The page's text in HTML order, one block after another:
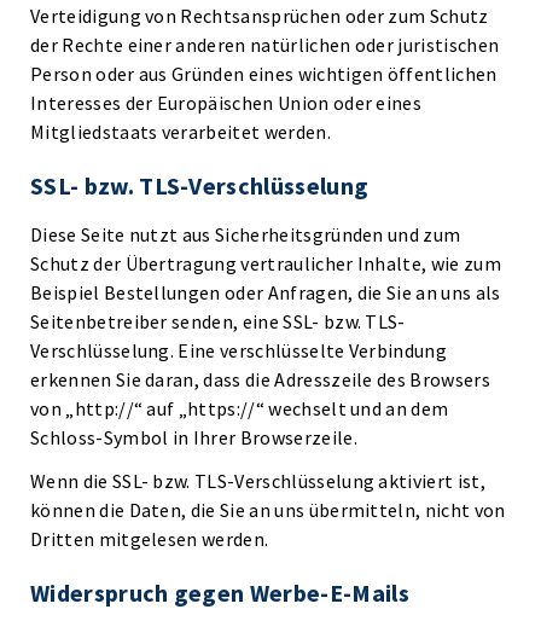
Verteidigung von Rechtsansprüchen oder zum Schutz
der Rechte einer anderen natürlichen oder juristischen
Person oder aus Gründen eines wichtigen öffentlichen
Interesses der Europäischen Union oder eines
Mitgliedstaats verarbeitet werden.
SSL- bzw. TLS-Verschlüsselung
Diese Seite nutzt aus Sicherheitsgründen und zum
Schutz der Übertragung vertraulicher Inhalte, wie zum
Beispiel Bestellungen oder Anfragen, die Sie an uns als
Seitenbetreiber senden, eine SSL- bzw. TLS-
Verschlüsselung. Eine verschlüsselte Verbindung
erkennen Sie daran, dass die Adresszeile des Browsers
von „http://“ auf „https://“ wechselt und an dem
Schloss-Symbol in Ihrer Browserzeile.
Wenn die SSL- bzw. TLS-Verschlüsselung aktiviert ist,
können die Daten, die Sie an uns übermitteln, nicht von
Dritten mitgelesen werden.
Widerspruch gegen Werbe-E-Mails